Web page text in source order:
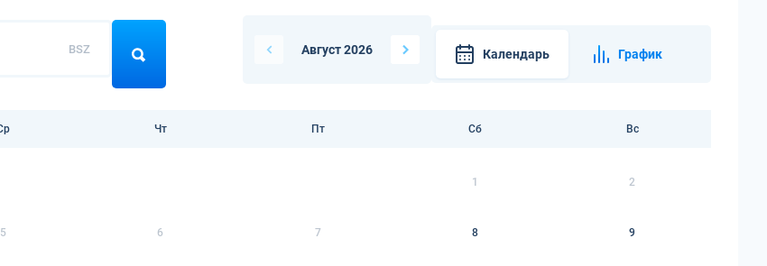
BSZ Август 2026 Календарь График
Чт Пт Сб Вс
1 2
5 6 7 8 9